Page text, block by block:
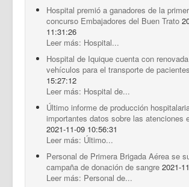
Hospital premió a ganadores de la
concurso Embajadores del Buen Trato
11:31:26
Leer más: Hospital...
Hospital de Iquique cuenta con
vehículos para el transporte de pacientes
15:27:12
Leer más: Hospital de...
Último informe de producción
importantes datos sobre las atenciones
2021-11-09 10:56:31
Leer más: Último...
Personal de Primera Brigada Aérea se
campaña de donación de sangre 2021-
Leer más: Personal de...